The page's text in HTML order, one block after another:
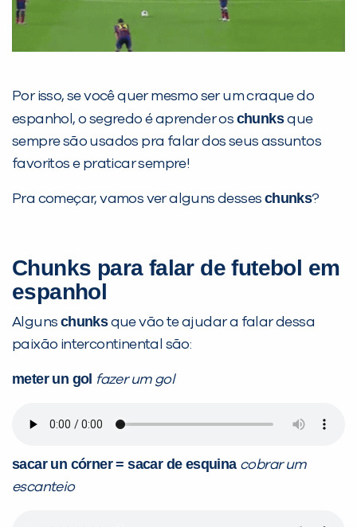
Por isso, se você quer mesmo ser um craque do
espanhol, o segredo é aprender os chunksque
sempre são usados pra falar dos seus assuntos
favoritos e praticar sempre!
Pra começar, vamos ver alguns desses chunks?
Chunks para falar de futebol em
espanhol
Alguns chunksque vão te ajudar a falar dessa
paixão intercontinental são:
meter un gol fazer um gol
sacar un córner = sacar de esquina cobrar um
escanteio
Sim Não